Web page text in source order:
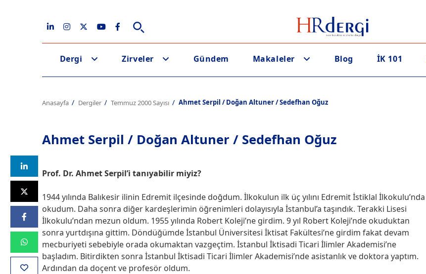
Dergi Zirveler Gündem Makaleler Blog İK 101
Anasayfa Dergiler Temmuz 2000 Sayısı Ahmet Serpil / Doğan Altuner / Sedefhan Oğuz
Ahmet Serpil / Doğan Altuner / Sedefhan Oğuz
Prof. Dr. Ahmet Serpil’i tanıyabilir miyiz?
1944 yılında Balıkesir ilinin Edremit ilçesinde doğdum. İlkokulun ilk üç yılını Edremit İstiklal İlkokulu’nda
okudum. Daha sonra diğer kardeşlerimin öğrenimleri dolayısıyla İstanbul’a taşındık. Terakki Lisesi
İlkokulu’ndan mezun oldum. 1955 yılında Robert Koleji’ne girdim. 9 yıl Robert Koleji’nde okuduktan
sonra yurtdışına gittim. Döndüğümde İstanbul Üniversitesi İktisat Fakültesi’ne girdim fakat devam
mecburiyeti sebebiyle orada okumaktan vazgeçtim. İstanbul İktisadi Ticari İlimler Akademisi’ne
başladım. Bitirdikten sonra İstanbul İktisadi Ticari İlimler Akademisi’nde asistanlık ve doktora yaptım.
Ardından da doçent ve profesör oldum.